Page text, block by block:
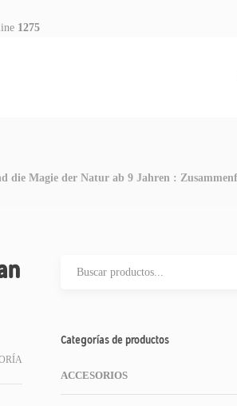
1275
Magie der Natur ab 9 Jahren :
Categorías de productos
ACCESORIOS